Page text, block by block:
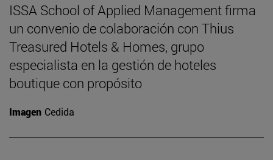
ISSA School of Applied Management firma
un convenio de colaboración con Thius
Treasured Hotels & Homes, grupo
especialista en la gestión de hoteles
boutique con propósito
Imagen Cedida